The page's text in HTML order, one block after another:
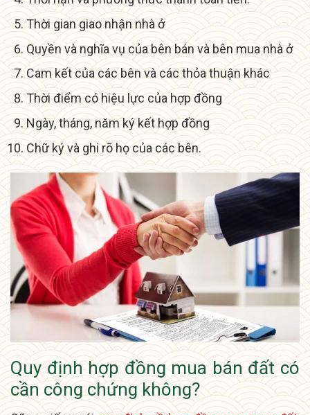
Thời gian giao nhận nhà ở
Quyền và nghĩa vụ của bên bán và bên mua nhà ở
Cam kết của các bên và các thỏa thuận khác
Thời điểm có hiệu lực của hợp đồng
Ngày, tháng, năm ký kết hợp đồng
Chữ ký và ghi rõ họ của các bên.
Quy định hợp đồng mua bán đất có
cần công chứng không?